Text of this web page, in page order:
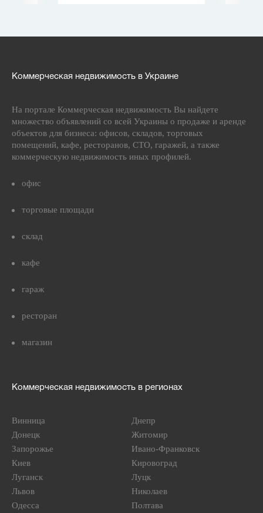
Коммерческая недвижимость в Украине
На портале Коммерческая недвижимость Вы найдете
множество объявлений со всей Украины о продаже и аренде
объектов для бизнеса: офисов, складов, торговых
помещений, кафе, ресторанов, СТО, гаражей, а также
коммерческую недвижимость иных профилей.
офис
торговые площади
склад
кафе
гараж
ресторан
магазин
Коммерческая недвижимость в регионах
Винница
Днепр
Донецк
Житомир
Запорожье
Ивано-Франковск
Киев
Кировоград
Луганск
Луцк
Львов
Николаев
Одесса
Полтава